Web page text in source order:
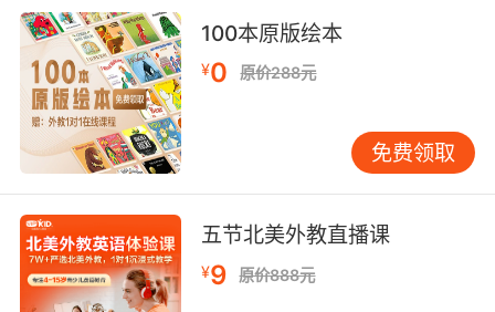
9. And if I hold this plate up to the light, and
to the camera, you should see some tiny, little
white threads about a millimetre long.
如果我把培养皿放到亮处 对着镜头 你们应当能看
到一些细小的白色线状物 大约一毫米长
10. We must get this into proportion, the
surface removal, we're talking of a fraction of
a millimetre and of course it wasn't every
100本原版绘本
¥0 原价288元
免费领取
五节北美外教直播课
¥9 原价888元